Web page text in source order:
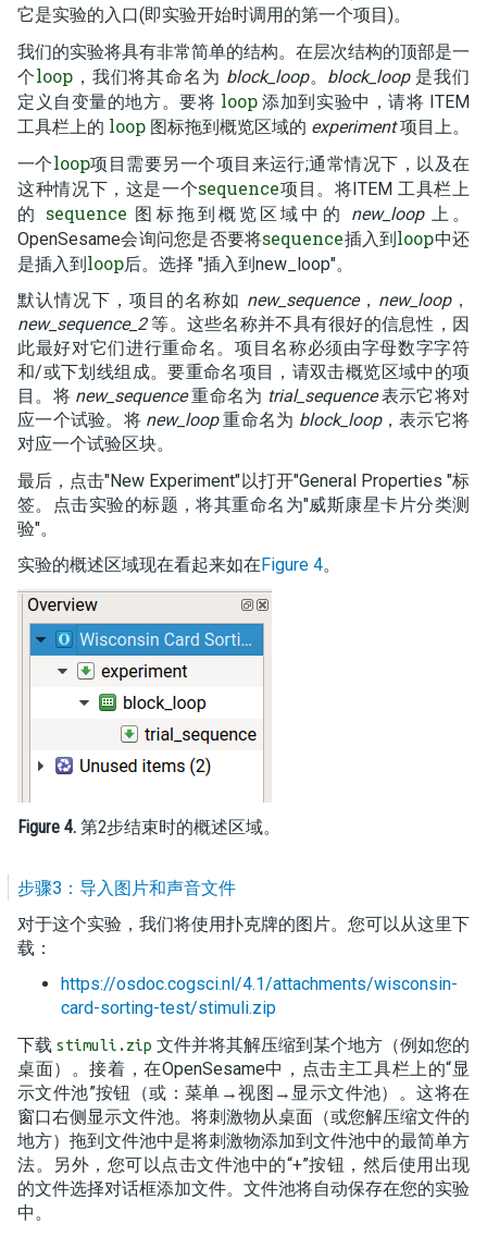
它是实验的入口(即实验开始时调用的第一个项目)。
我们的实验将具有非常简单的结构。在层次结构的顶部是一
个loop，我们将其命名为 block_loop。 block_loop是我们
定义自变量的地方。要将 loop添加到实验中，请将 ITEM
工具栏上的 loop 图标拖到概览区域的 experiment项目上。
一个loop项目需要另一个项目来运行;通常情况下，以及在
这种情况下，这是一个sequence项目。将ITEM 工具栏上
的 sequence 图标拖到概览区域中的 new_loop上。
OpenSesame会询问您是否要将sequence插入到loop中还
是插入到loop后。选择 "插入到new_loop"。
默认情况下，项目的名称如 new_sequence， new_loop，
new_sequence_2等。这些名称并不具有很好的信息性，因
此最好对它们进行重命名。项目名称必须由字母数字字符
和/或下划线组成。要重命名项目，请双击概览区域中的项
目。将 new_sequence重命名为 trial_sequence表示它将对
应一个试验。将 new_loop重命名为 block_loop，表示它将
对应一个试验区块。
最后，点击"New Experiment"以打开"General Properties "标
签。点击实验的标题，将其重命名为"威斯康星卡片分类测
验"。
实验的概述区域现在看起来如在Figure 4。
Figure 4. 第2步结束时的概述区域。
步骤3：导入图片和声音文件
对于这个实验，我们将使用扑克牌的图片。您可以从这里下
载：
https://osdoc.cogsci.nl/4.1/attachments/wisconsin-
card-sorting-test/stimuli.zip
下载 stimuli.zip 文件并将其解压缩到某个地方（例如您的
桌面）。接着，在OpenSesame中，点击主工具栏上的“显
示文件池”按钮（或：菜单→视图→显示文件池）。这将在
窗口右侧显示文件池。将刺激物从桌面（或您解压缩文件的
地方）拖到文件池中是将刺激物添加到文件池中的最简单方
法。另外，您可以点击文件池中的“+”按钮，然后使用出现
的文件选择对话框添加文件。文件池将自动保存在您的实验
中。